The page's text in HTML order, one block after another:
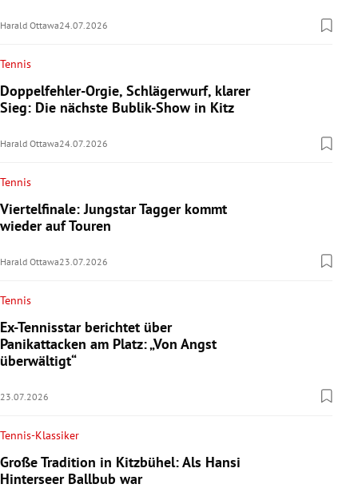
Harald Ottawa24.07.2026
Tennis
Doppelfehler-Orgie, Schlägerwurf, klarer
Sieg: Die nächste Bublik-Show in Kitz
Harald Ottawa24.07.2026
Tennis
Viertelfinale: Jungstar Tagger kommt
wieder auf Touren
Harald Ottawa23.07.2026
Tennis
Ex-Tennisstar berichtet über
Panikattacken am Platz: „Von Angst
überwältigt“
23.07.2026
Tennis-Klassiker
Große Tradition in Kitzbühel: Als Hansi
Hinterseer Ballbub war